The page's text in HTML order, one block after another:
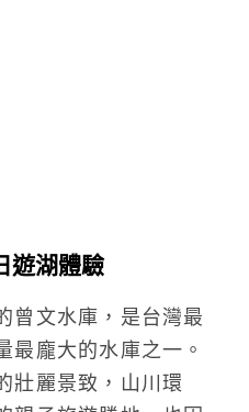
遊湖體驗
曾文水庫，是台灣最
最龐大的水庫之一。
壯麗景致，山川環